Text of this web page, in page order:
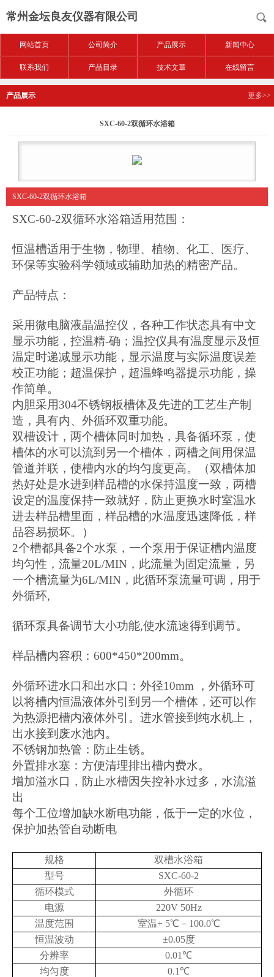
常州金坛良友仪器有限公司
网站首页 公司简介 产品展示 新闻中心
联系我们 产品目录 技术文章 在线留言
产品展示 更多>>
SXC-60-2双循环水浴箱
SXC-60-2双循环水浴箱
SXC-60-2双循环水浴箱适用范围：
恒温槽适用于生物，物理、植物、化工、医疗、
环保等实验科学领域或辅助加热的精密产品。
产品特点：
采用微电脑液晶温控仪，各种工作状态具有中文
显示功能，控温精-确；温控仪具有温度显示及恒
温定时递减显示功能，显示温度与实际温度误差
校正功能；超温保护，超温蜂鸣器提示功能，操
作简单。
内胆采用304不锈钢板槽体及先进的工艺生产制
造，具有内、外循环双重功能。
双槽设计，两个槽体同时加热，具备循环泵，使
槽体的水可以流到另一个槽体，两槽之间用保温
管道并联，使槽内水的均匀度更高。（双槽体加
热好处是水进到样品槽的水保持温度一致，两槽
设定的温度保持一致就好，防止更换水时室温水
进去样品槽里面，样品槽的水温度迅速降低，样
品容易损坏。）
2个槽都具备2个水泵，一个泵用于保证槽内温度
均匀性，流量20L/MIN，此流量为固定流量，另
一个槽流量为6L/MIN，此循环泵流量可调，用于
外循环,
循环泵具备调节大小功能,使水流速得到调节。
样品槽内容积： 600*450*200mm。
外循环进水口和出水口：外径10mm ，外循环可
以将槽内恒温液体外引到另一个槽体，还可以作
为热源把槽内液体外引。进水管接到纯水机上，
出水接到废水池内。
不锈钢加热管：防止生锈。
外置排水塞：方便清理排出槽内费水。
增加溢水口，防止水槽因失控补水过多，水流溢
出
每个工位增加缺水断电功能，低于一定的水位，
保护加热管自动断电
规格
双槽水浴箱
型号
SXC-60-2
循环模式
外循环
电源
220V 50Hz
温度范围
室温+ 5℃－100.0℃
恒温波动
±0.05度
分辨率
0.01℃
均匀度
0.1℃